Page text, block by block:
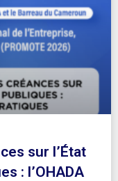
sur l’État
: l’OHADA